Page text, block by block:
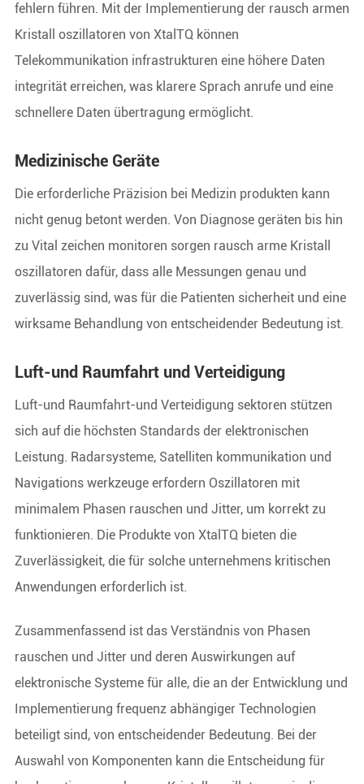
fehlern führen. Mit der Implementierung der rausch armen
Kristall oszillatoren von XtalTQ können
Telekommunikation infrastrukturen eine höhere Daten
integrität erreichen, was klarere Sprach anrufe und eine
schnellere Daten übertragung ermöglicht.
Medizinische Geräte
Die erforderliche Präzision bei Medizin produkten kann
nicht genug betont werden. Von Diagnose geräten bis hin
zu Vital zeichen monitoren sorgen rausch arme Kristall
oszillatoren dafür, dass alle Messungen genau und
zuverlässig sind, was für die Patienten sicherheit und eine
wirksame Behandlung von entscheidender Bedeutung ist.
Luft-und Raumfahrt und Verteidigung
Luft-und Raumfahrt-und Verteidigung sektoren stützen
sich auf die höchsten Standards der elektronischen
Leistung. Radarsysteme, Satelliten kommunikation und
Navigations werkzeuge erfordern Oszillatoren mit
minimalem Phasen rauschen und Jitter, um korrekt zu
funktionieren. Die Produkte von XtalTQ bieten die
Zuverlässigkeit, die für solche unternehmens kritischen
Anwendungen erforderlich ist.
Zusammenfassend ist das Verständnis von Phasen
rauschen und Jitter und deren Auswirkungen auf
elektronische Systeme für alle, die an der Entwicklung und
Implementierung frequenz abhängiger Technologien
beteiligt sind, von entscheidender Bedeutung. Bei der
Auswahl von Komponenten kann die Entscheidung für